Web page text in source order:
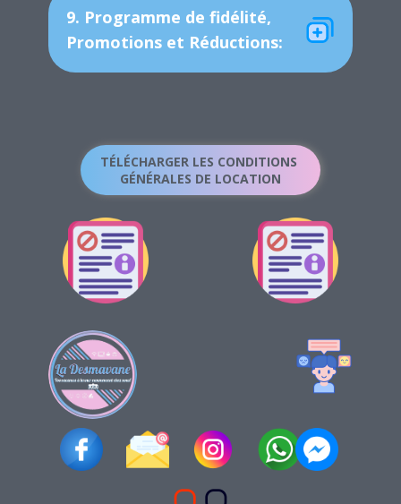
9. Programme de fidélité,
Promotions et Réductions:
TÉLÉCHARGER LES CONDITIONS
GÉNÉRALES DE LOCATION